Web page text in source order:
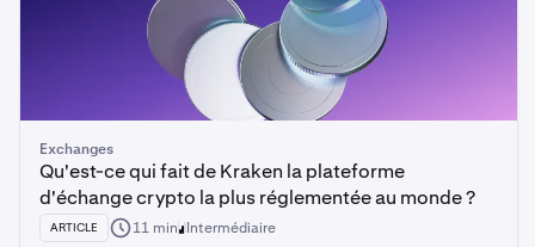
Exchanges
Qu'est-ce qui fait de Kraken la plateforme
d'échange crypto la plus réglementée au monde ?
ARTICLE 11 min Intermédiaire